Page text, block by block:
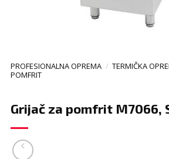
PROFESIONALNA OPREMA / TERMIČKA
POMFRIT
Grijač za pomfrit M7066,